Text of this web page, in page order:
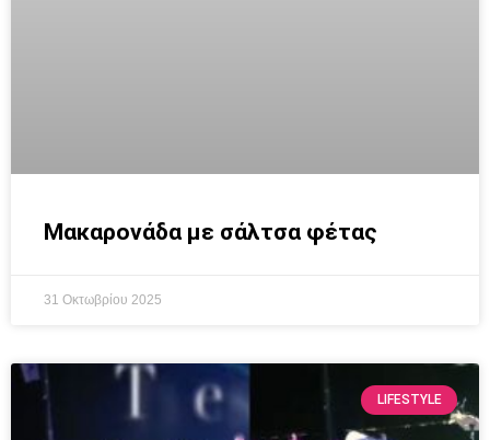
Μακαρονάδα με σάλτσα φέτας
31 Οκτωβρίου 2025
LIFESTYLE